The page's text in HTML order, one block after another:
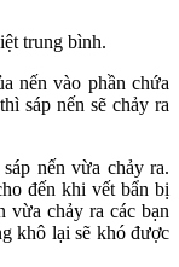
trung bình.
nến vào phần chứa
sáp nến sẽ chảy ra
nến vừa chảy ra.
đến khi vết bẩn bị
vừa chảy ra các bạn
khô lại sẽ khó được